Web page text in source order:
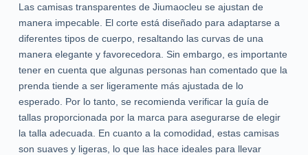
Las camisas transparentes de Jiumaocleu se ajustan de
manera impecable. El corte está diseñado para adaptarse a
diferentes tipos de cuerpo, resaltando las curvas de una
manera elegante y favorecedora. Sin embargo, es importante
tener en cuenta que algunas personas han comentado que la
prenda tiende a ser ligeramente más ajustada de lo
esperado. Por lo tanto, se recomienda verificar la guía de
tallas proporcionada por la marca para asegurarse de elegir
la talla adecuada. En cuanto a la comodidad, estas camisas
son suaves y ligeras, lo que las hace ideales para llevar